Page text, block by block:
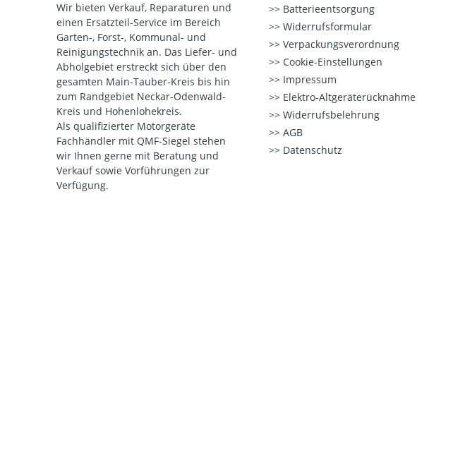
Wir bieten Verkauf, Reparaturen und
einen Ersatzteil-Service im Bereich
Garten-, Forst-, Kommunal- und
Reinigungstechnik an. Das Liefer- und
Abholgebiet erstreckt sich über den
gesamten Main-Tauber-Kreis bis hin
zum Randgebiet Neckar-Odenwald-
Kreis und Hohenlohekreis.
Als qualifizierter Motorgeräte
Fachhändler mit QMF-Siegel stehen
wir Ihnen gerne mit Beratung und
Verkauf sowie Vorführungen zur
Verfügung.
Batterieentsorgung
Widerrufsformular
Verpackungsverordnung
Cookie-Einstellungen
Impressum
Elektro-Altgeräterücknahme
Widerrufsbelehrung
AGB
Datenschutz